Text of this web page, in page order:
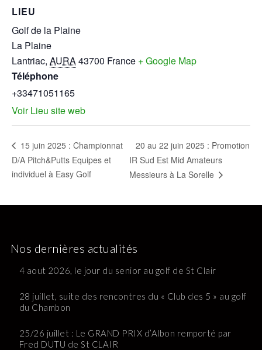
LIEU
Golf de la Plaine
La Plaine
Lantriac, AURA43700 France + Google Map
Téléphone
+33471051165
Voir Lieu site web
15 juin 2025 : Championnat
D/A Pitch&Putts Equipes et
individuel à Easy Golf
20 au 22 juin 2025 : Promotion
IR Sud Est Mid Amateurs
Messieurs à La Sorelle
Nos dernières actualités
4 aout 2026, le jour du senior au golf de St Clair
28 juillet, suite des rencontres du « Club des 5 » au golf
du Chambon
25/26 juillet : Le GRAND PRIX d’Albon remporté par
Fred DUTU de St CLAIR